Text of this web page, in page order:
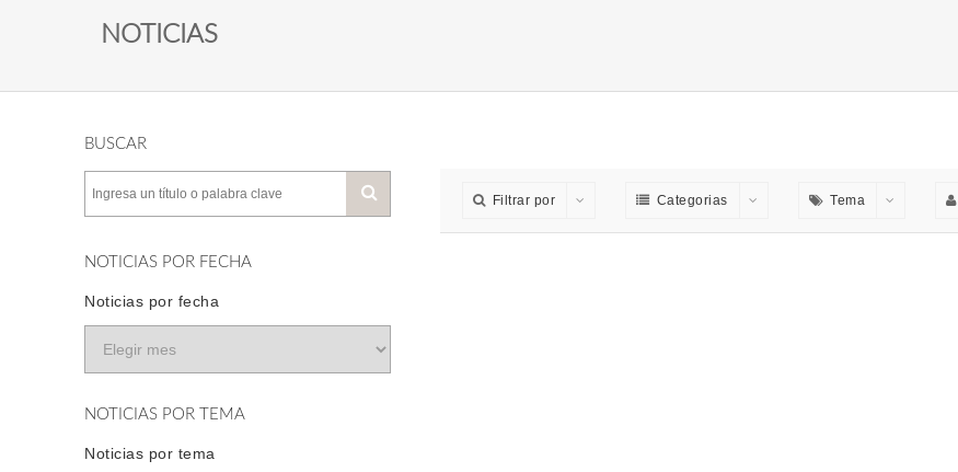
NOTICIAS
BUSCAR
NOTICIAS POR FECHA
Noticias por fecha
NOTICIAS POR TEMA
Noticias por tema
Filtrar por Categorias Tema